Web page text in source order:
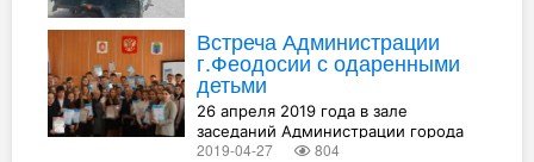
Встреча Администрации
г.Феодосии с одаренными
детьми
26 апреля 2019 года в зале
заседаний Администрации города
Феодосии Республики Крым
2019-04-27 804